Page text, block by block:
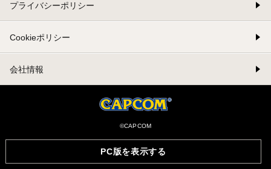
PC版を表示する
プライバシーポリシー
Cookieポリシー
会社情報
©CAPCOM